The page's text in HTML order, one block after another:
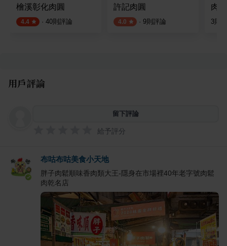
檜溪彰化肉圓
4.4 · 40則評論
許記肉圓
4.0 · 9則評論
肉
3則
用戶評論
留下評論
給予評分
布咕布咕美食小天地
胖子肉鬆順味香肉類大王-隱身在市場裡40年老字號肉鬆
肉乾名店